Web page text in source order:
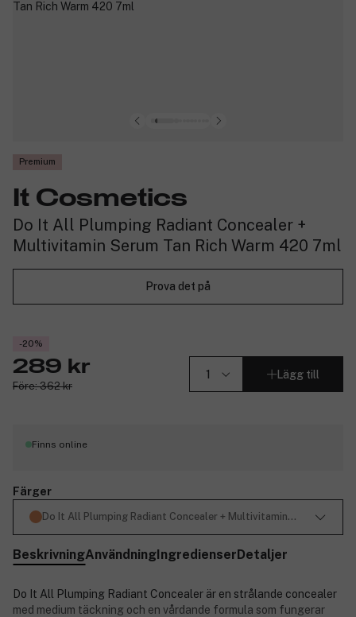
Premium
It Cosmetics
Do It All Plumping Radiant Concealer +
Multivitamin Serum Tan Rich Warm 420 7ml
Prova det på
-20%
289 kr
Före: 362 kr
Lägg till
Finns online
Färger
Do It All Plumping Radiant Concealer + Multivitamin Serum Tan
BeskrivningAnvändningIngredienserDetaljer
Do It All Plumping Radiant Concealer är en strålande concealer
med medium täckning och en vårdande formula som fungerar